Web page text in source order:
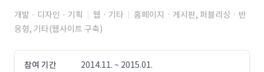
개발 · 디자인 · 기획 웹 · 기타
홈페이지ㆍ게시판, 퍼블리싱ㆍ반
응형, 기타(웹사이트 구축)
참여 기간
2014.11. ~ 2015.01.